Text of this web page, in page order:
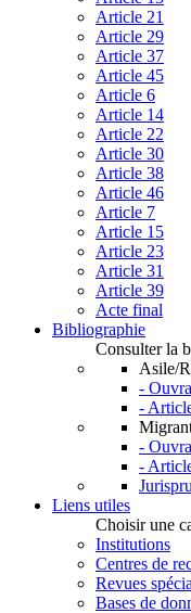
Article 21
Article 29
Article 37
Article 45
Article 6
Article 14
Article 22
Article 30
Article 38
Article 46
Article 7
Article 15
Article 23
Article 31
Article 39
Acte final
Bibliographie
Consulter la
Asile/
-
-
-
-
Liens utiles
Choisir une
Institutions
Centres de
Revues
Bases de